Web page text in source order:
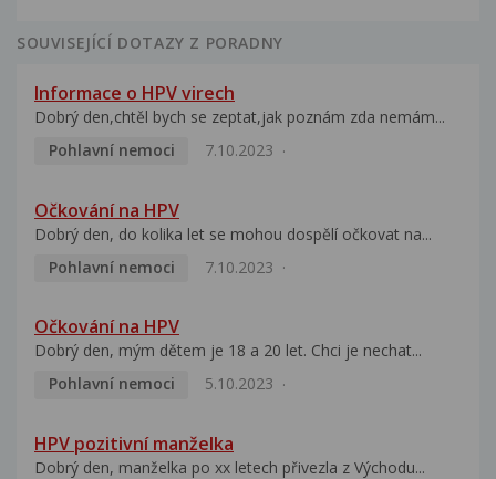
SOUVISEJÍCÍ DOTAZY Z PORADNY
Informace o HPV virech
Dobrý den,chtěl bych se zeptat,jak poznám zda nemám...
Pohlavní nemoci
7.10.2023
Očkování na HPV
Dobrý den, do kolika let se mohou dospělí očkovat na...
Pohlavní nemoci
7.10.2023
Očkování na HPV
Dobrý den, mým dětem je 18 a 20 let. Chci je nechat...
Pohlavní nemoci
5.10.2023
HPV pozitivní manželka
Dobrý den, manželka po xx letech přivezla z Východu...